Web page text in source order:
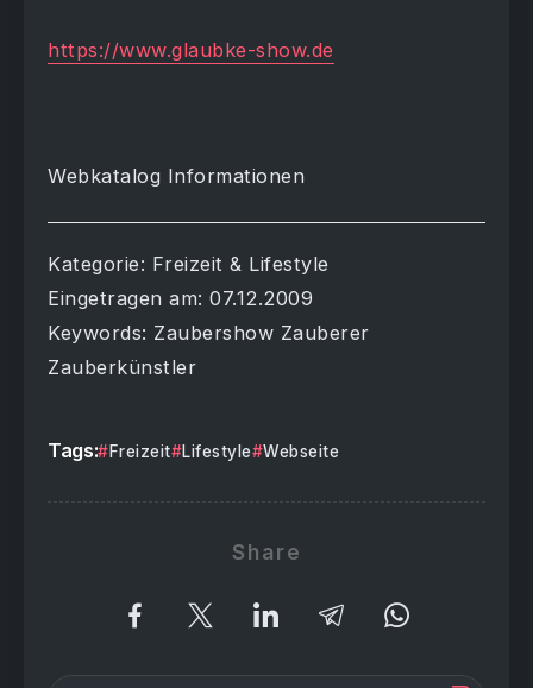
https://www.glaubke-show.de
Webkatalog Informationen
Kategorie: Freizeit & Lifestyle
Eingetragen am: 07.12.2009
Keywords: Zaubershow Zauberer
Zauberkünstler
Tags: Freizeit Lifestyle Webseite
Share